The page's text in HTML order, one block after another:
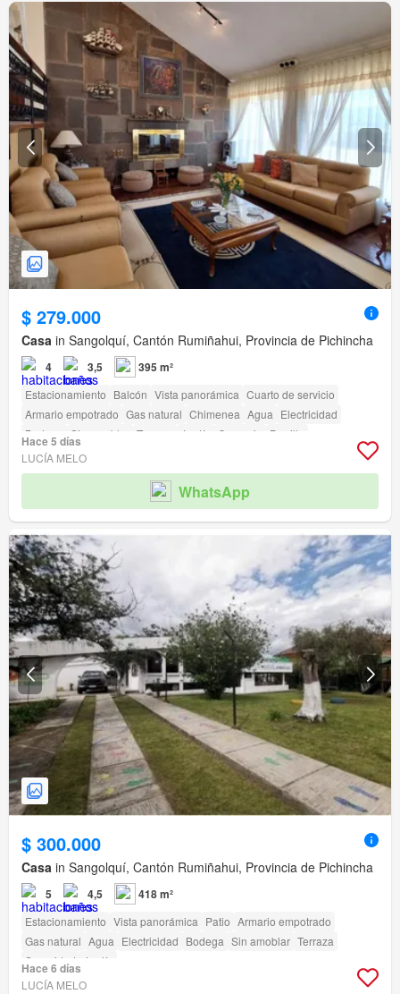
$ 279.000
Casa in Sangolquí, Cantón Rumiñahui, Provincia de Pichincha
4 3,5 395 m²
Estacionamiento Balcón Vista panorámica Cuarto de servicio
Armario empotrado Gas natural Chimenea Agua Electricidad
Bodega
Sin amoblar Terraza Jardín Conserje Parrilla
Hace 5 días
LUCÍA MELO
WhatsApp
$ 300.000
Casa in Sangolquí, Cantón Rumiñahui, Provincia de Pichincha
5 4,5 418 m²
Estacionamiento Vista panorámica Patio Armario empotrado
Gas natural Agua Electricidad Bodega Sin amoblar Terraza
Seguridad
Jardín
Hace 6 días
LUCÍA MELO